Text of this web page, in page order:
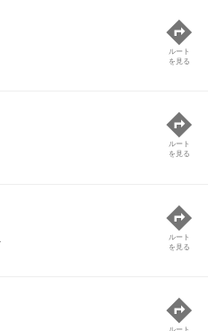
ルート
を見る
ルート
を見る
ルート
を見る